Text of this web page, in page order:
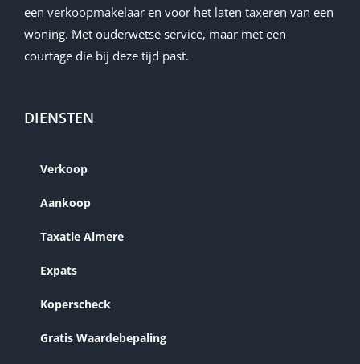
een verkoopmakelaar en voor het laten taxeren van een
woning. Met ouderwetse service, maar met een
courtage die bij deze tijd past.
DIENSTEN
Verkoop
Aankoop
Taxatie Almere
Expats
Koperscheck
Gratis Waardebepaling